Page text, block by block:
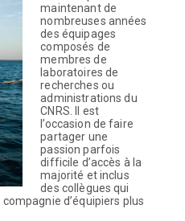
maintenant de
nombreuses années
des équipages
composés de
membres de
laboratoires de
recherches ou
administrations du
CNRS. Il est
l’occasion de faire
partager une
passion parfois
difficile d’accès à la
majorité et inclus
des collègues qui
d’équipiers plus